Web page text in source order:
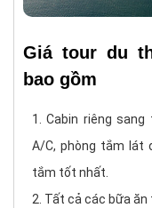
Giá tour du
bao gồm
Cabin riêng
A/C, phòng tắm lát
tắm tốt nhất.
Tất cả các bữa ăn